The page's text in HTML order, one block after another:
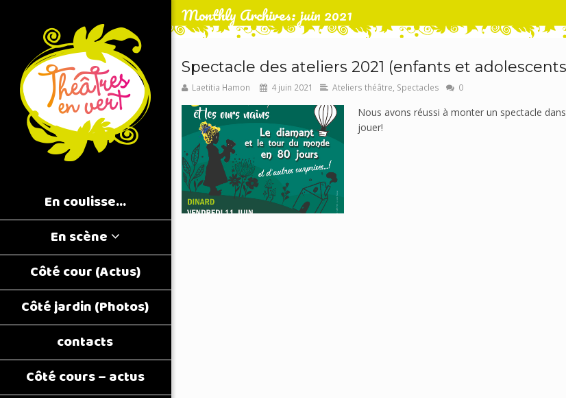
En coulisse…
En scène
Côté cour (Actus)
Côté jardin (Photos)
contacts
Côté cours – actus
Monthly Archives: juin 2021
Spectacle des ateliers 2021 (enfants et
Laetitia Hamon 4 juin 2021 Ateliers théâtre Spectacles 0
Nous avons réussi à monter un spectacle
jouer!